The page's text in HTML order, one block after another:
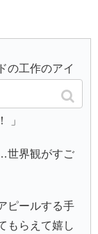
の工作のアイ
」
世界観がすご
ピールする手
もらえて嬉し